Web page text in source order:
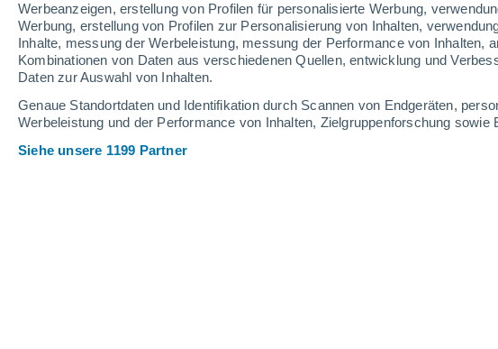
Werbeanzeigen, erstellung von Profilen für personalisierte Werbung,
Werbung, erstellung von Profilen zur Personalisierung von Inhalten,
Inhalte, messung der Werbeleistung, messung der Performance von Inhalten,
Kombinationen von Daten aus verschiedenen Quellen, entwicklung und
Daten zur Auswahl von Inhalten.
Genaue Standortdaten und Identifikation durch Scannen von Endgeräten,
Werbeleistung und der Performance von Inhalten, Zielgruppenforschung sowie
Siehe unsere 1199 Partner
Schneehöhe.